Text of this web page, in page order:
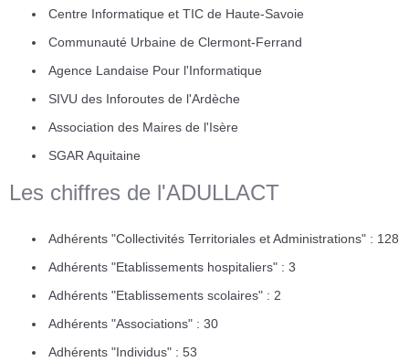
Centre Informatique et TIC de Haute-Savoie
Communauté Urbaine de Clermont-Ferrand
Agence Landaise Pour l'Informatique
SIVU des Inforoutes de l'Ardèche
Association des Maires de l'Isère
SGAR Aquitaine
Les chiffres de l'ADULLACT
Adhérents "Collectivités Territoriales et Administrations" : 128
Adhérents "Etablissements hospitaliers" : 3
Adhérents "Etablissements scolaires" : 2
Adhérents "Associations" : 30
Adhérents "Individus" : 53